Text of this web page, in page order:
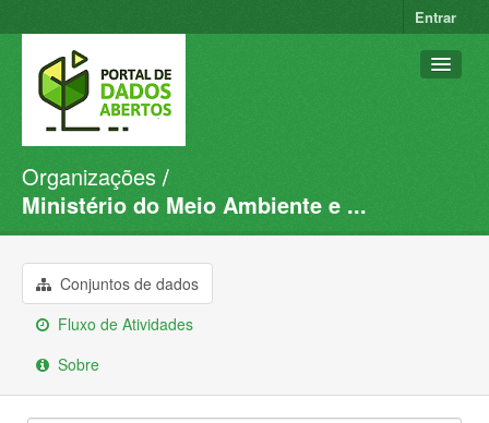
Entrar
Conjuntos de dados
Organizações
Sobre
Organizações
Ministério do Meio Ambiente e ...
Conjuntos de dados
Fluxo de Atividades
Sobre